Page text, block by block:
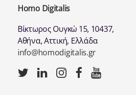
Homo Digitalis
Βίκτωρος Ουγκώ 15, 10437,
Αθήνα, Αττική, Ελλάδα
info@homodigitalis.gr